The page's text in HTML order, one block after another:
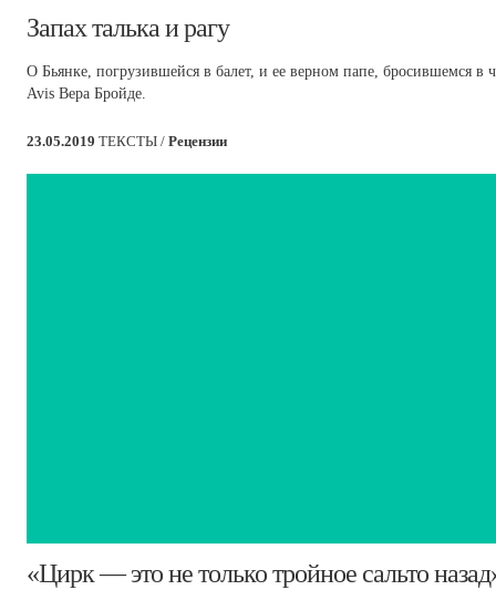
​Запах талька и рагу
О Бьянке, погрузившейся в балет, и ее верном папе, бросившемся в
Avis Вера Бройде.
23.05.2019 ТЕКСТЫ / Рецензии
​«Цирк — это не только тройное сальто